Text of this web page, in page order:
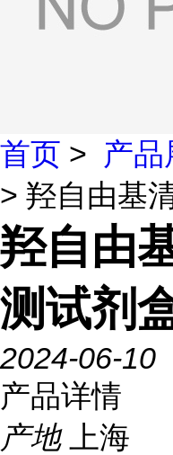
首页 > 产品
> 羟自由基
羟自由
测试剂
2024-06-10
产品详情
产地
上海